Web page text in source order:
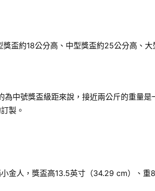
盃約18公分高、中型獎盃約25公分高、
中號獎盃級距來說，接近兩公斤的重量是
製。
金人，獎盃高13.5英寸（34.29 cm）、